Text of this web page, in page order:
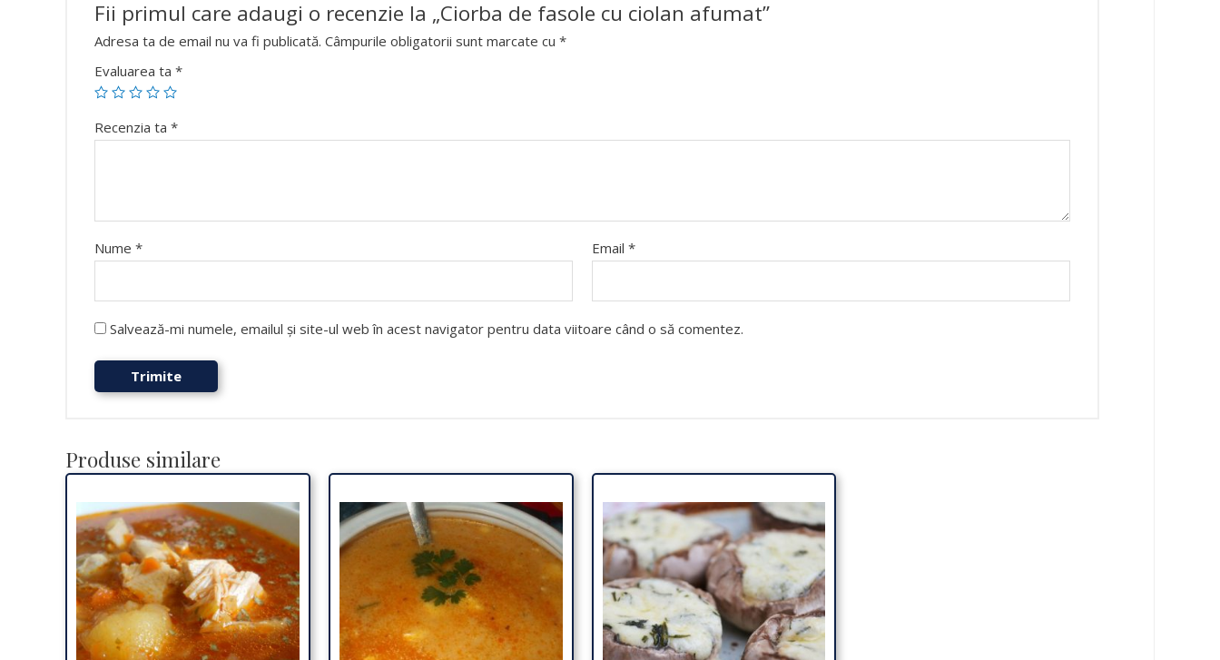
Fii primul care adaugi o recenzie la „Ciorba de fasole cu ciolan afumat”
Adresa ta de email nu va fi publicată. Câmpurile obligatorii sunt marcate cu *
Evaluarea ta *
Recenzia ta *
Nume * Email*
Salvează-mi numele, emailul și site-ul web în acest navigator pentru data viitoare când o să comentez.
Produse similare